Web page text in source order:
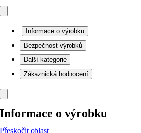
Informace o výrobku
Bezpečnost výrobků
Další kategorie
Zákaznická hodnocení
Informace o výrobku
Přeskočit oblast